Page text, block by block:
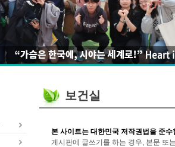
보건실
본 사이트는 대한민국 저작권법을 준수
게시판에 글쓰기를 하는 경우, 본문 또